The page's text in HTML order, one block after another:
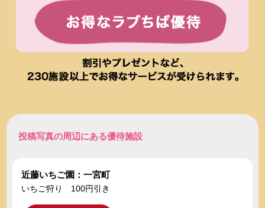
投稿写真の周辺にある優待施設
近藤いちご園：一宮町
いちご狩り 100円引き